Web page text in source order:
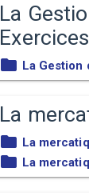
La
Exercices
La Gestion
La
La
La